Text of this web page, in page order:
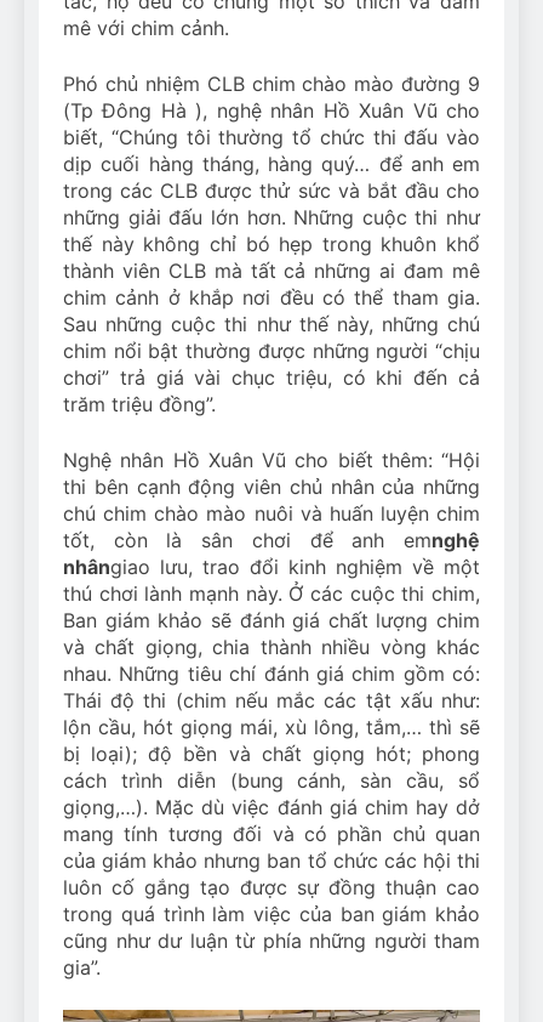
mê với chim cảnh.
Phó chủ nhiệm CLB chim chào mào đường 9
(Tp Đông Hà ), nghệ nhân Hồ Xuân Vũ cho
biết, “Chúng tôi thường tổ chức thi đấu vào
dịp cuối hàng tháng, hàng quý… để anh em
trong các CLB được thử sức và bắt đầu cho
những giải đấu lớn hơn. Những cuộc thi như
thế này không chỉ bó hẹp trong khuôn khổ
thành viên CLB mà tất cả những ai đam mê
chim cảnh ở khắp nơi đều có thể tham gia.
Sau những cuộc thi như thế này, những chú
chim nổi bật thường được những người “chịu
chơi” trả giá vài chục triệu, có khi đến cả
trăm triệu đồng”.
Nghệ nhân Hồ Xuân Vũ cho biết thêm: “Hội
thi bên cạnh động viên chủ nhân của những
chú chim chào mào nuôi và huấn luyện chim
tốt, còn là sân chơi để anh emnghệ
nhângiao lưu, trao đổi kinh nghiệm về một
thú chơi lành mạnh này. Ở các cuộc thi chim,
Ban giám khảo sẽ đánh giá chất lượng chim
và chất giọng, chia thành nhiều vòng khác
nhau. Những tiêu chí đánh giá chim gồm có:
Thái độ thi (chim nếu mắc các tật xấu như:
lộn cầu, hót giọng mái, xù lông, tắm,… thì sẽ
bị loại); độ bền và chất giọng hót; phong
cách trình diễn (bung cánh, sàn cầu, sổ
giọng,…). Mặc dù việc đánh giá chim hay dở
mang tính tương đối và có phần chủ quan
của giám khảo nhưng ban tổ chức các hội thi
luôn cố gắng tạo được sự đồng thuận cao
trong quá trình làm việc của ban giám khảo
cũng như dư luận từ phía những người tham
gia”.